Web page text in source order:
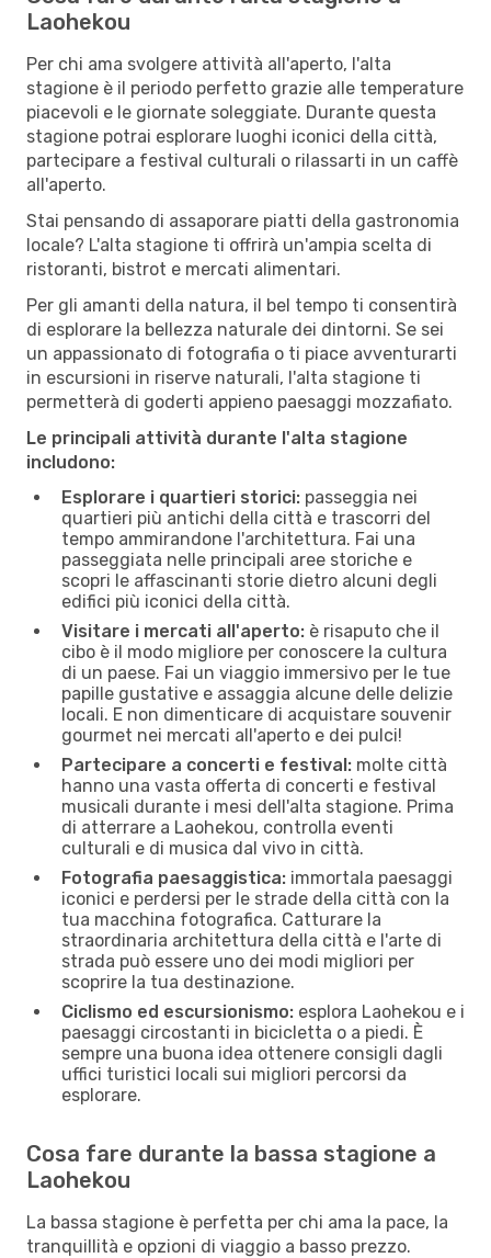
Laohekou
Per chi ama svolgere attività all'aperto, l'alta
stagione è il periodo perfetto grazie alle temperature
piacevoli e le giornate soleggiate. Durante questa
stagione potrai esplorare luoghi iconici della città,
partecipare a festival culturali o rilassarti in un caffè
all'aperto.
Stai pensando di assaporare piatti della gastronomia
locale? L'alta stagione ti offrirà un'ampia scelta di
ristoranti, bistrot e mercati alimentari.
Per gli amanti della natura, il bel tempo ti consentirà
di esplorare la bellezza naturale dei dintorni. Se sei
un appassionato di fotografia o ti piace avventurarti
in escursioni in riserve naturali, l'alta stagione ti
permetterà di goderti appieno paesaggi mozzafiato.
Le principali attività durante l'alta stagione
includono:
Esplorare i quartieri storici: passeggia nei
quartieri più antichi della città e trascorri del
tempo ammirandone l'architettura. Fai una
passeggiata nelle principali aree storiche e
scopri le affascinanti storie dietro alcuni degli
edifici più iconici della città.
Visitare i mercati all'aperto: è risaputo che il
cibo è il modo migliore per conoscere la cultura
di un paese. Fai un viaggio immersivo per le tue
papille gustative e assaggia alcune delle delizie
locali. E non dimenticare di acquistare souvenir
gourmet nei mercati all'aperto e dei pulci!
Partecipare a concerti e festival: molte città
hanno una vasta offerta di concerti e festival
musicali durante i mesi dell'alta stagione. Prima
di atterrare a Laohekou, controlla eventi
culturali e di musica dal vivo in città.
Fotografia paesaggistica: immortala paesaggi
iconici e perdersi per le strade della città con la
tua macchina fotografica. Catturare la
straordinaria architettura della città e l'arte di
strada può essere uno dei modi migliori per
scoprire la tua destinazione.
Ciclismo ed escursionismo: esplora Laohekou e i
paesaggi circostanti in bicicletta o a piedi. È
sempre una buona idea ottenere consigli dagli
uffici turistici locali sui migliori percorsi da
esplorare.
Cosa fare durante la bassa stagione a
Laohekou
La bassa stagione è perfetta per chi ama la pace, la
tranquillità e opzioni di viaggio a basso prezzo.